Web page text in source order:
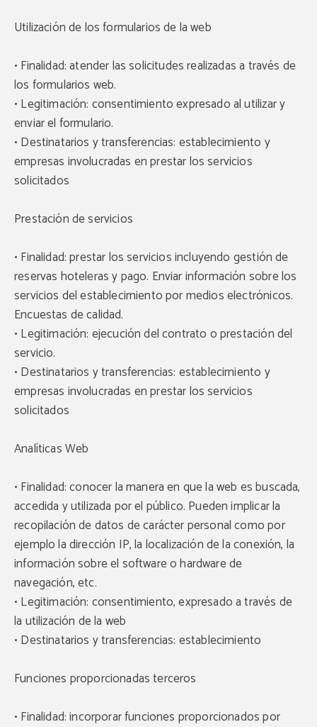
Utilización de los formularios de la web
• Finalidad: atender las solicitudes realizadas a través de
los formularios web.
• Legitimación: consentimiento expresado al utilizar y
enviar el formulario.
• Destinatarios y transferencias: establecimiento y
empresas involucradas en prestar los servicios
solicitados
Prestación de servicios
• Finalidad: prestar los servicios incluyendo gestión de
reservas hoteleras y pago. Enviar información sobre los
servicios del establecimiento por medios electrónicos.
Encuestas de calidad.
• Legitimación: ejecución del contrato o prestación del
servicio.
• Destinatarios y transferencias: establecimiento y
empresas involucradas en prestar los servicios
solicitados
Analíticas Web
• Finalidad: conocer la manera en que la web es buscada,
accedida y utilizada por el público. Pueden implicar la
recopilación de datos de carácter personal como por
ejemplo la dirección IP, la localización de la conexión, la
información sobre el software o hardware de
navegación, etc.
• Legitimación: consentimiento, expresado a través de
la utilización de la web
• Destinatarios y transferencias: establecimiento
Funciones proporcionadas terceros
• Finalidad: incorporar funciones proporcionados por